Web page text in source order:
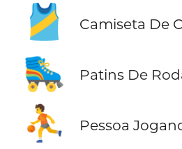
🎽 Camiseta De
🛼 Patins De
⛹️ Pessoa